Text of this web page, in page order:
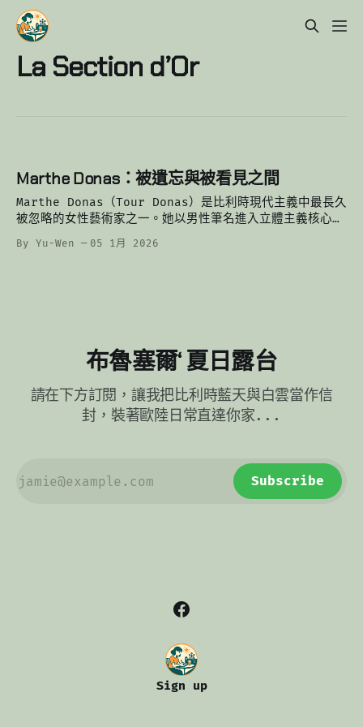
La Section d’Or
Marthe Donas：被遺忘與被看見之間
Marthe Donas（Tour Donas）是比利時現代主義中最長久
被忽略的女性藝術家之一。她以男性筆名進入立體主義核心，
By Yu-Wen 05 1月 2026
布魯塞爾‘ 夏日露台
請在下方訂閱，讓我把比利時藍天與白雲當作信
封，裝著歐陸日常直達你家...
Subscribe
Sign up